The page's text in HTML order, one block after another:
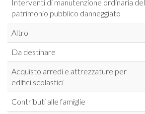
Interventi di manutenzione ordinaria del
patrimonio pubblico danneggiato
Altro
Da destinare
Acquisto arredi e attrezzature per
edifici scolastici
Contributi alle famiglie